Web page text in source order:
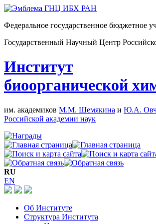
Федеральное государственное бюджетное
Государственный Научный Центр
Институт
биоорганической
им. академиков М.М. Шемякина и Ю.А.
Российской академии наук
RU
EN
Об Институте
Структура Института